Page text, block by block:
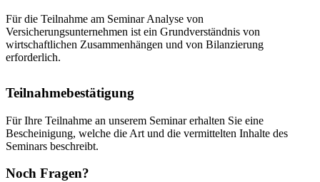
Für die Teilnahme am Seminar Analyse von
Versicherungsunternehmen ist ein Grundverständnis von
wirtschaftlichen Zusammenhängen und von Bilanzierung
erforderlich.
Teilnahmebestätigung
Für Ihre Teilnahme an unserem Seminar erhalten Sie eine
Bescheinigung, welche die Art und die vermittelten Inhalte des
Seminars beschreibt.
Noch Fragen?